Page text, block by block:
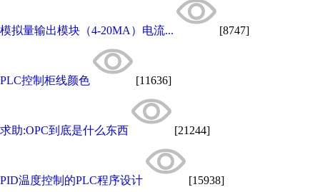
模拟量输出模块（4-20MA）电流... [8747]
PLC控制柜线颜色 [11636]
求助:OPC到底是什么东西 [21244]
PID温度控制的PLC程序设计 [15938]